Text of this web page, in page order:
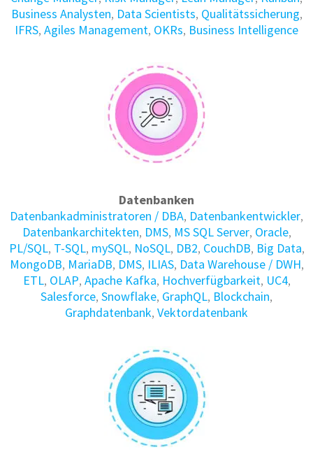
Business Analysten, Data Scientists, Qualitätssicherung,
IFRS, Agiles Management, OKRs, Business Intelligence
Datenbanken
Daten­bank­administratoren / DBA, Daten­bank­entwickler,
Daten­bank­architekten, DMS, MS SQL Server, Oracle,
PL/SQL, T-SQL, mySQL, NoSQL, DB2, CouchDB, Big Data,
MongoDB, MariaDB, DMS, ILIAS, Data Warehouse / DWH,
ETL, OLAP, Apache Kafka, Hochverfügbarkeit, UC4,
Salesforce, Snowflake, GraphQL, Blockchain,
Graphdatenbank, Vektordatenbank